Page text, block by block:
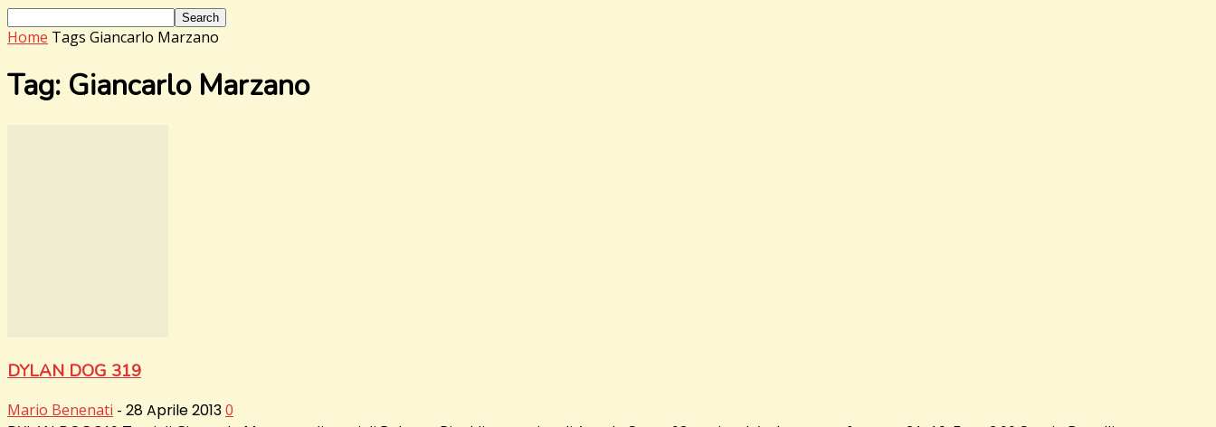
Home Tags Giancarlo Marzano
Tag: Giancarlo Marzano
DYLAN DOG 319
Mario Benenati - 28 Aprile 20130